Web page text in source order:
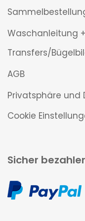
Waschanleitung
Transfers/
AGB
Privatsphäre und
Cookie
Sicher